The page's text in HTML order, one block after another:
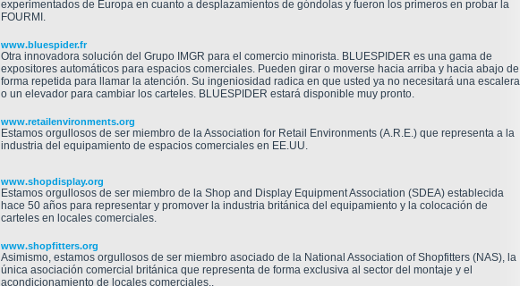
experimentados de Europa en cuanto a desplazamientos de góndolas y fueron los primeros en probar la
FOURMI.
www.bluespider.fr
Otra innovadora solución del Grupo IMGR para el comercio minorista. BLUESPIDER es una gama de
expositores automáticos para espacios comerciales. Pueden girar o moverse hacia arriba y hacia abajo de
forma repetida para llamar la atención. Su ingeniosidad radica en que usted ya no necesitará una escalera
o un elevador para cambiar los carteles. BLUESPIDER estará disponible muy pronto.
www.retailenvironments.org
Estamos orgullosos de ser miembro de la Association for Retail Environments (A.R.E.) que representa a la
industria del equipamiento de espacios comerciales en EE.UU.
www.shopdisplay.org
Estamos orgullosos de ser miembro de la Shop and Display Equipment Association (SDEA) establecida
hace 50 años para representar y promover la industria británica del equipamiento y la colocación de
carteles en locales comerciales.
www.shopfitters.org
Asimismo, estamos orgullosos de ser miembro asociado de la National Association of Shopfitters (NAS), la
única asociación comercial británica que representa de forma exclusiva al sector del montaje y el
acondicionamiento de locales comerciales..